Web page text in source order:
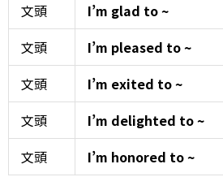
文頭
I’m glad to ~
文頭
I’m pleased to ~
文頭
I’m exited to ~
文頭
I’m delighted to ~
文頭
I’m honored to ~